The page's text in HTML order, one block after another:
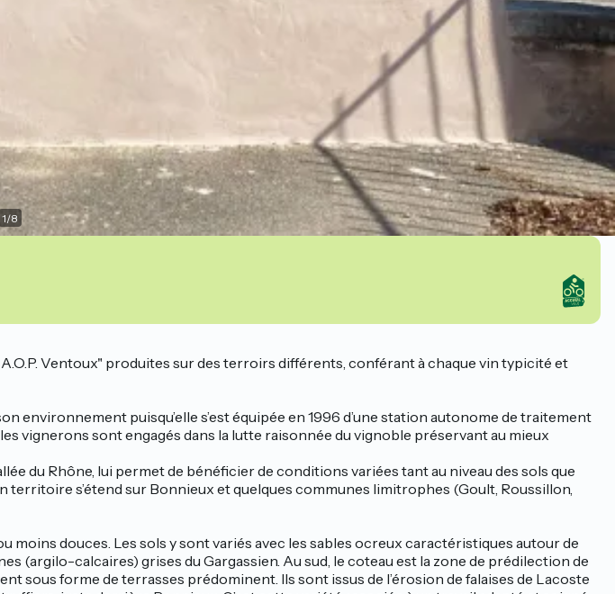
1/8
Ventoux" produites sur des terroirs différents, conférant à chaque vin typicité et
environnement puisqu’elle s’est équipée en 1996 d’une station autonome de traitement
vignerons sont engagés dans la lutte raisonnée du vignoble préservant au mieux
du Rhône, lui permet de bénéficier de conditions variées tant au niveau des sols que
territoire s’étend sur Bonnieux et quelques communes limitrophes (Goult, Roussillon,
moins douces. Les sols y sont variés avec les sables ocreux caractéristiques autour de
(argilo-calcaires) grises du Gargassien. Au sud, le coteau est la zone de prédilection de
sous forme de terrasses prédominent. Ils sont issus de l’érosion de falaises de Lacoste